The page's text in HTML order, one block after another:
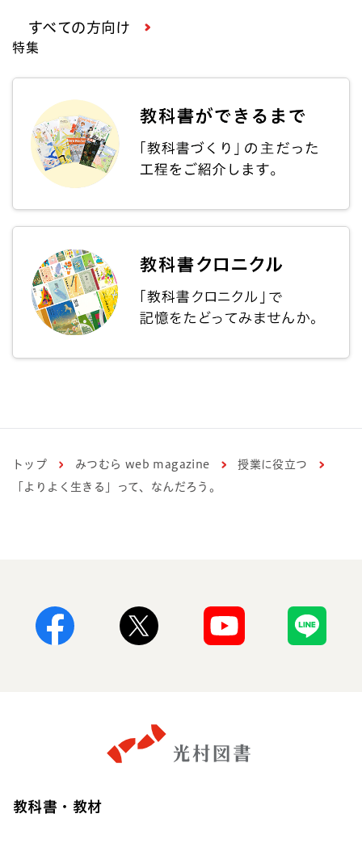
すべての方向け
特集
トップ みつむら web magazine
授業に役立つ
「よりよく生きる」って、なんだろう。
教科書・教材